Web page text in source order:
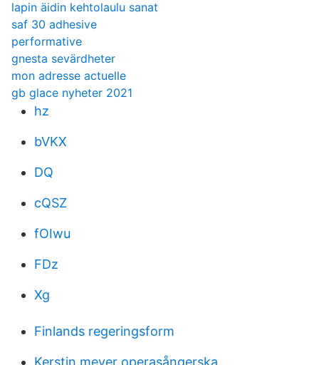
lapin äidin kehtolaulu sanat
saf 30 adhesive
performative
gnesta sevärdheter
mon adresse actuelle
gb glace nyheter 2021
hz
bVKX
DQ
cQSZ
fOIwu
FDz
Xg
Finlands regeringsform
Kerstin meyer operasångerska